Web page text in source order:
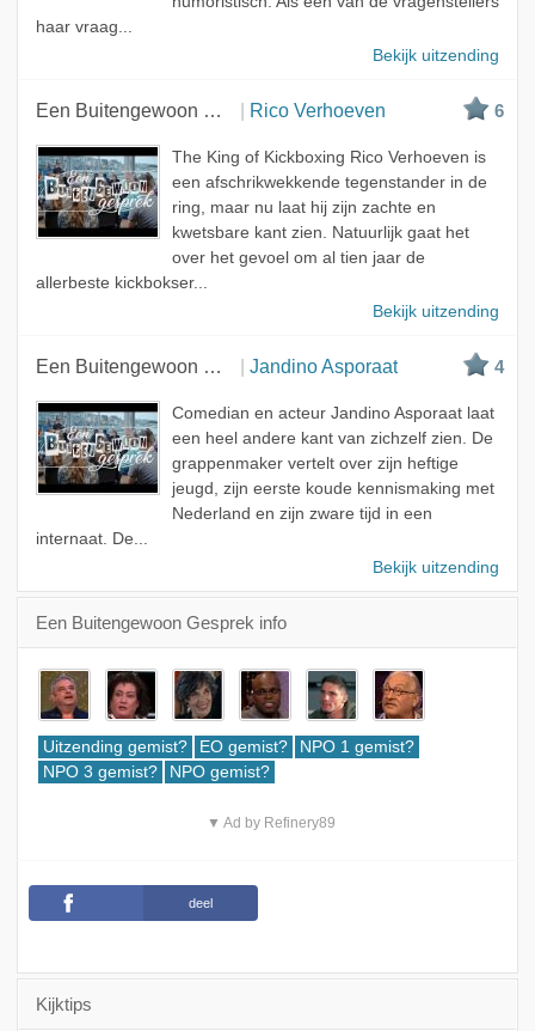
haar vraag...
Bekijk uitzending
Een Buitengewoon Gesprek Rico Verhoeven 6
The King of Kickboxing Rico Verhoeven is
een afschrikwekkende tegenstander in de
ring, maar nu laat hij zijn zachte en
kwetsbare kant zien. Natuurlijk gaat het
over het gevoel om al tien jaar de
allerbeste kickbokser...
Bekijk uitzending
Een Buitengewoon Gesprek Jandino Asporaat 4
Comedian en acteur Jandino Asporaat laat
een heel andere kant van zichzelf zien. De
grappenmaker vertelt over zijn heftige
jeugd, zijn eerste koude kennismaking met
Nederland en zijn zware tijd in een
internaat. De...
Bekijk uitzending
Een Buitengewoon Gesprek info
Uitzending gemist? EO gemist?
NPO 1 gemist?
NPO 3 gemist?
NPO gemist?
▼ Ad by Refinery89
deel
Kijktips